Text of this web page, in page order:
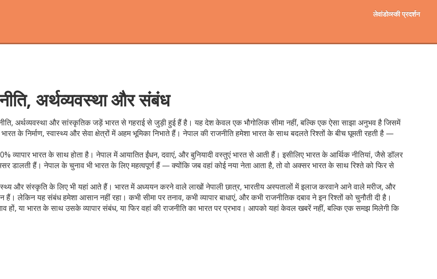
लेवांडोव्स्की प्रदर्शन
अर्थव्यवस्था और संबंध
अर्थव्यवस्था और सांस्कृतिक जड़ें भारत से गहराई से जुड़ी हुई हैंहै। यह देश केवल एक भौगोलिक सीमा नहीं, बल्कि एक ऐसा साझा अनुभव है जिसमें
के निर्माण, स्वास्थ्य और सेवा क्षेत्रों में अहम भूमिका निभाते हैं। नेपाल की राजनीति हमेशा भारत के साथ बदलते रिश्तों के बीच घूमती रहती है —
व्यापार भारत के साथ होता है। नेपाल में आयातित ईंधन, दवाएं, और बुनियादी वस्तुएं भारत से आती हैं। इसीलिए भारत के आर्थिक नीतियां, जैसे डॉलर
डालती हैं। नेपाल के चुनाव भी भारत के लिए महत्वपूर्ण हैं — क्योंकि जब वहां कोई नया नेता आता है, तो वो अक्सर भारत के साथ रिश्ते को फिर से
और संस्कृति के लिए भी यहां आते हैं। भारत में अध्ययन करने वाले लाखों नेपाली छात्र, भारतीय अस्पतालों में इलाज करवाने आने वाले मरीज, और
लेकिन यह संबंध हमेशा आसान नहीं रहा। कभी सीमा पर तनाव, कभी व्यापार बाधाएं, और कभी राजनीतिक दबाव ने इन रिश्तों को चुनौती दी है।
या भारत के साथ उसके व्यापार संबंध, या फिर वहां की राजनीति का भारत पर प्रभाव। आपको यहां केवल खबरें नहीं, बल्कि एक समझ मिलेगी कि